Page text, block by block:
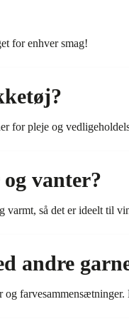
for enhver smag!
for pleje og
vanter?
varmt, så det er ideelt til
andre
og